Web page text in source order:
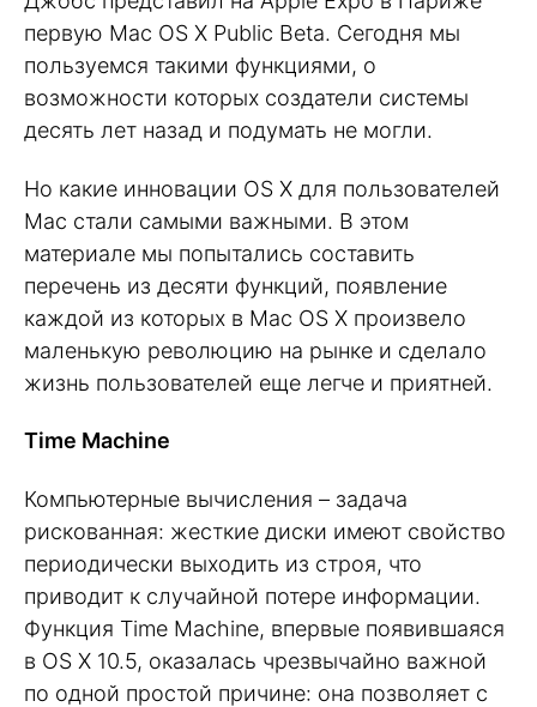
первую Mac OS X Public Beta. Сегодня мы
пользуемся такими функциями, о
возможности которых создатели системы
десять лет назад и подумать не могли.
Но какие инновации OS X для пользователей
Mac стали самыми важными. В этом
материале мы попытались составить
перечень из десяти функций, появление
каждой из которых в Mac OS X произвело
маленькую революцию на рынке и сделало
жизнь пользователей еще легче и приятней.
Time Machine
Компьютерные вычисления – задача
рискованная: жесткие диски имеют свойство
периодически выходить из строя, что
приводит к случайной потере информации.
Функция Time Machine, впервые появившаяся
в OS X 10.5, оказалась чрезвычайно важной
по одной простой причине: она позволяет с